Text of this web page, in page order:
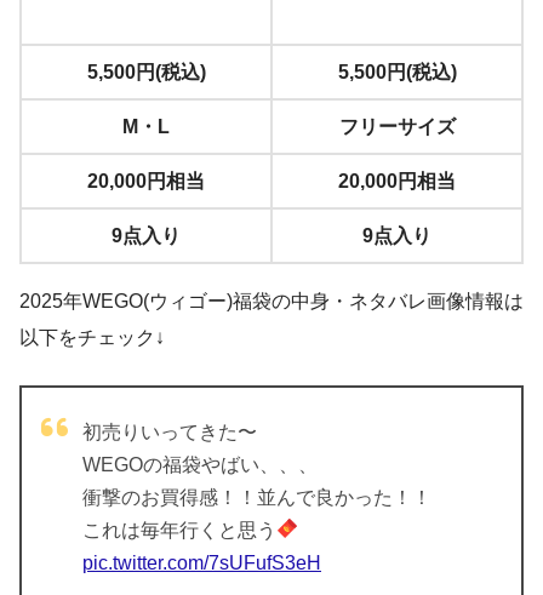
5,500円(税込) 5,500円(税込)
M・L フリーサイズ
20,000円相当 20,000円相当
9点入り 9点入り
2025年WEGO(ウィゴー)福袋の中身・ネタバレ画像情報は
以下をチェック↓
初売りいってきた〜
WEGOの福袋やばい、、、
衝撃のお買得感！！並んで良かった！！
これは毎年行くと思う
pic.twitter.com/7sUFufS3eH